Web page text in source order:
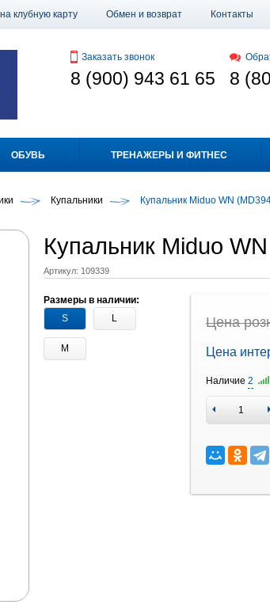
клубную карту Обмен и возврат Контакты
Заказать звонок
8 (900) 943 61 65 8
ОБУВЬ ТРЕНАЖЕРЫ И ФИТНЕС
Купальники Купальник Miduo WN
Купальник Miduo
Артикул: 109339
Размеры в наличии:
S
L
M
Цена
Цена
Наличие 2